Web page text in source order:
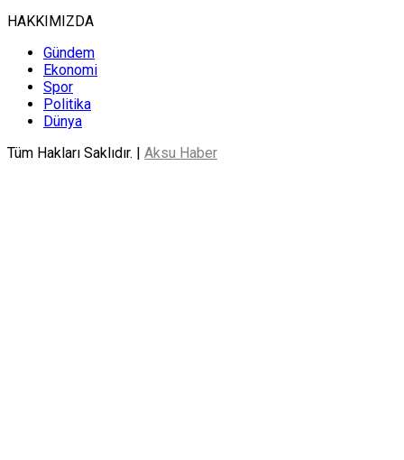
HAKKIMIZDA
Gündem
Ekonomi
Spor
Politika
Dünya
Tüm Hakları Saklıdır. | Aksu Haber